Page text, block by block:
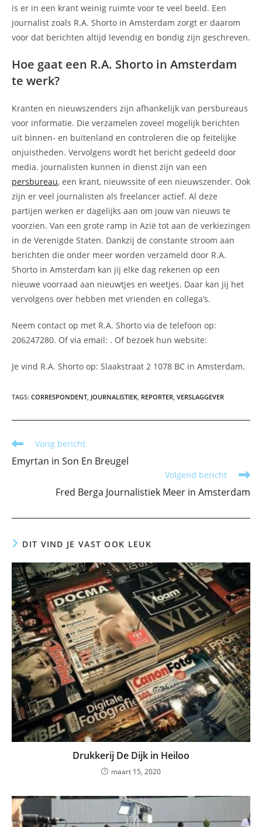
is er in een krant weinig ruimte voor te veel beeld. Een
journalist zoals R.A. Shorto in Amsterdam zorgt er daarom
voor dat berichten altijd levendig en bondig zijn geschreven.
Hoe gaat een R.A. Shorto in Amsterdam
te werk?
Kranten en nieuwszenders zijn afhankelijk van persbureaus
voor informatie. Die verzamelen zoveel mogelijk berichten
uit binnen- en buitenland en controleren die op feitelijke
onjuistheden. Vervolgens wordt het bericht gedeeld door
media. journalisten kunnen in dienst zijn van een
persbureau, een krant, nieuwssite of een nieuwszender. Ook
zijn er veel journalisten als freelancer actief. Al deze
partijen werken er dagelijks aan om jouw van nieuws te
voorzien. Van een grote ramp in Azië tot aan de verkiezingen
in de Verenigde Staten. Dankzij de constante stroom aan
berichten die onder meer worden verzameld door R.A.
Shorto in Amsterdam kan jij elke dag rekenen op een
nieuwe voorraad aan nieuwtjes en weetjes. Daar kan jij het
vervolgens over hebben met vrienden en collega’s.
Neem contact op met R.A. Shorto via de telefoon op:
206247280. Of via email: . Of bezoek hun website:
Je vind R.A. Shorto op: Slaakstraat 2 1078 BC in Amsterdam.
TAGS: CORRESPONDENT, JOURNALISTIEK, REPORTER, VERSLAGGEVER
Lees
artikelen
Vorig bericht
Emyrtan in Son En Breugel
Volgend bericht
Fred Berga Journalistiek Meer in Amsterdam
DIT VIND JE VAST OOK LEUK
Drukkerij De Dijk in Heiloo
maart 15, 2020